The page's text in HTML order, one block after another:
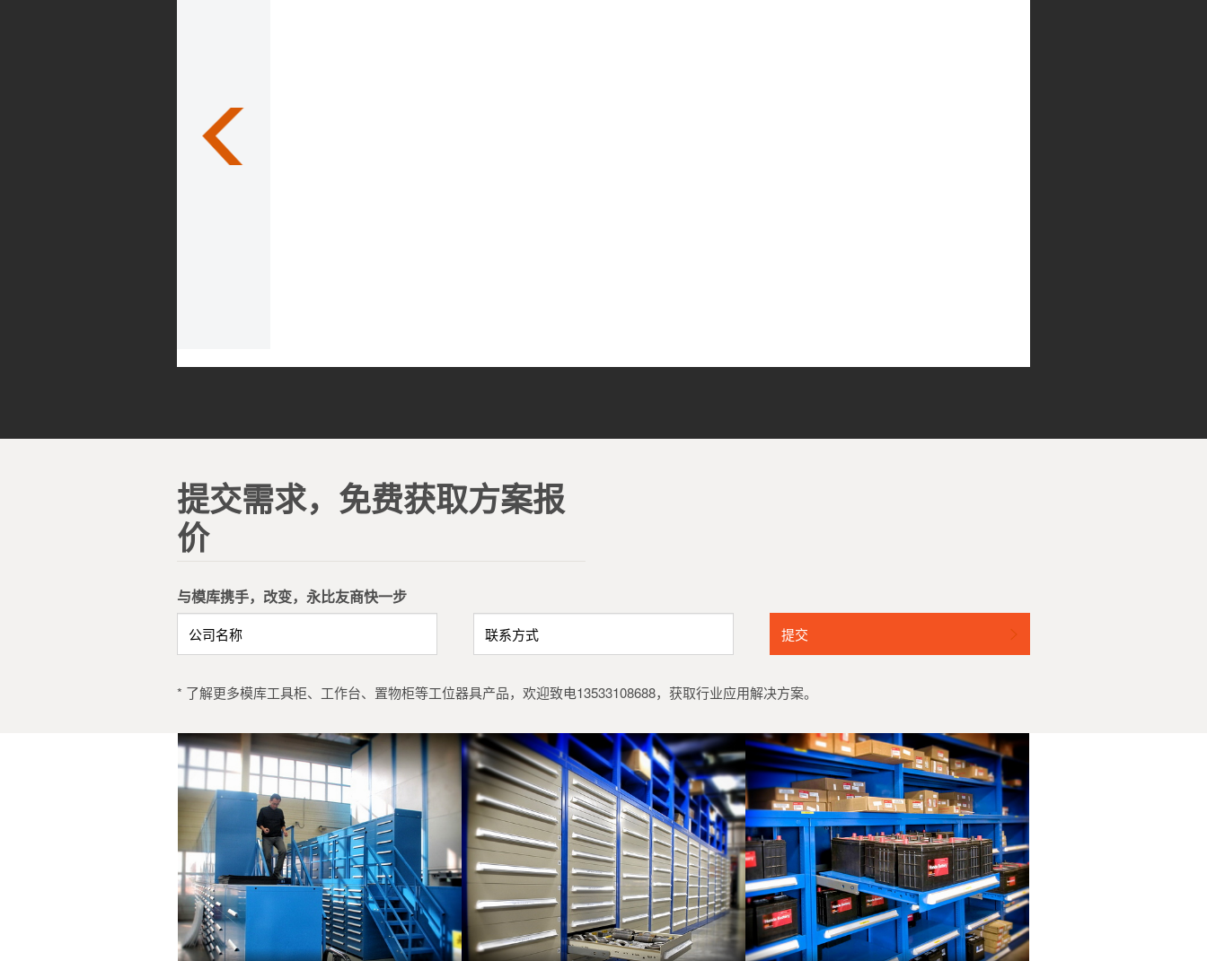
提交需求，免费获取方案报
价
与模库携手，改变，永比友商快一步
提交
* 了解更多模库工具柜、工作台、置物柜等工位器具产品，欢迎致电13533108688，获取行业应用解决方案。